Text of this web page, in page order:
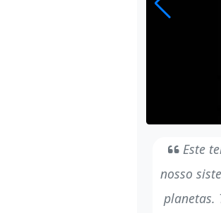
Este
nosso
planetas.